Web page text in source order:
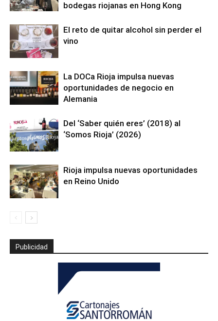
bodegas riojanas en Hong Kong
El reto de quitar alcohol sin perder el
vino
La DOCa Rioja impulsa nuevas
oportunidades de negocio en
Alemania
Del ‘Saber quién eres’ (2018) al
‘Somos Rioja’ (2026)
Rioja impulsa nuevas oportunidades
en Reino Unido
Publicidad